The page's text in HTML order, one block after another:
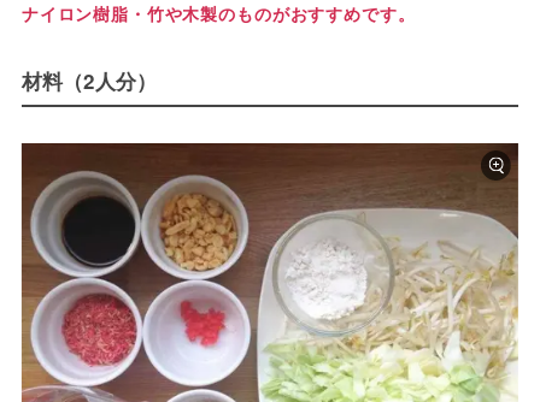
ナイロン樹脂・竹や木製のものがおすすめです。
材料（2人分）